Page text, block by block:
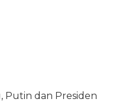
Putin dan Presiden